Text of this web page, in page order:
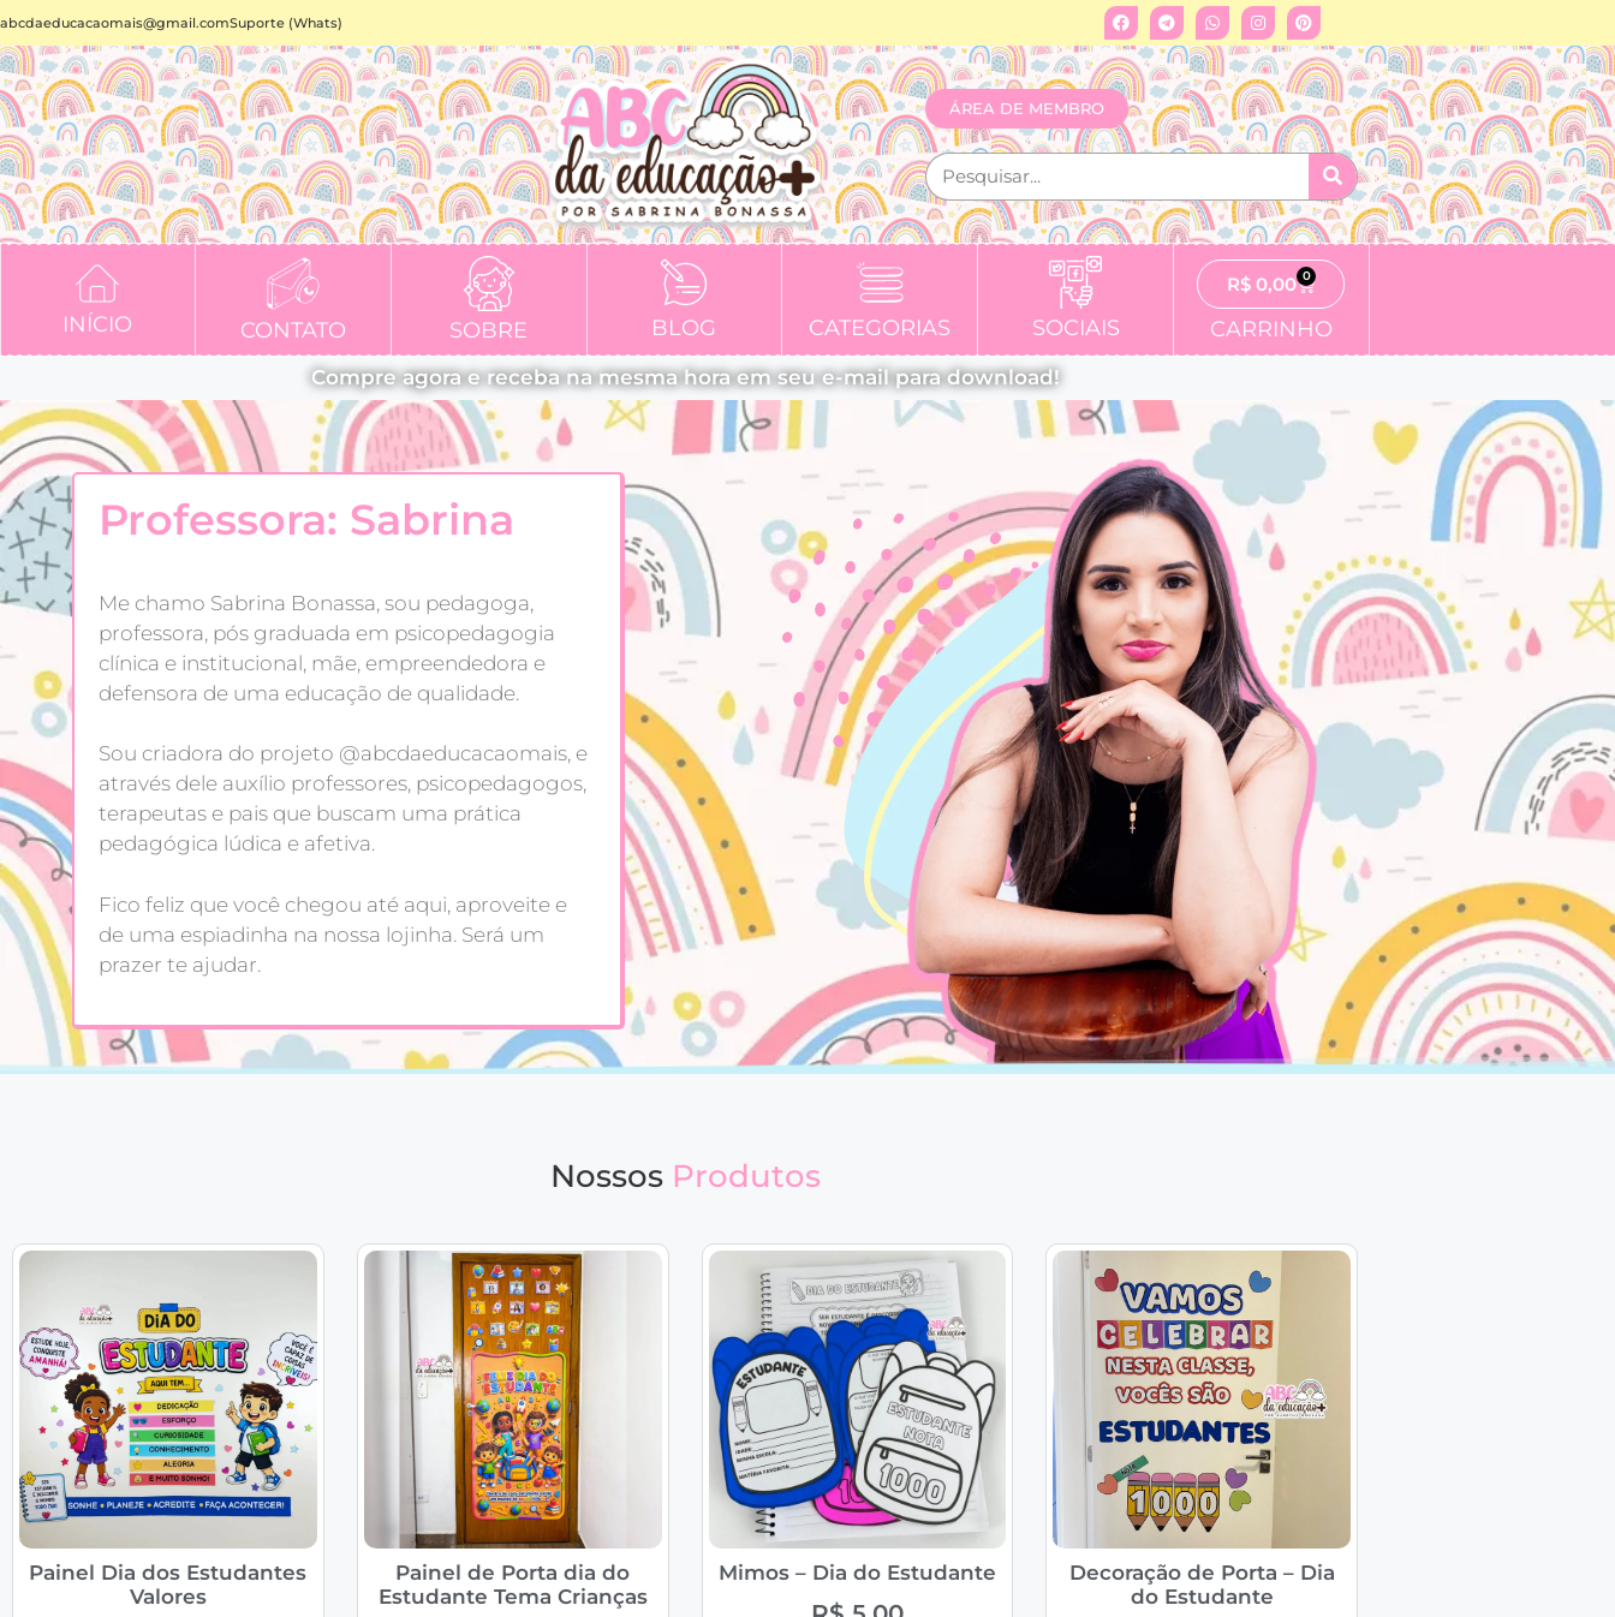
abcdaeducacaomais@gmail.comSuporte (Whats)
ÁREA DE MEMBRO
INÍCIO CONTATO SOBRE BLOG CATEGORIAS SOCIAIS
R$ 0,00 0
CARRINHO
Compre agora e receba na mesma hora em seu e-mail para download!
Professora: Sabrina
Me chamo Sabrina Bonassa, sou pedagoga,
professora, pós graduada em psicopedagogia
clínica e institucional, mãe, empreendedora e
defensora de uma educação de qualidade.
Sou criadora do projeto @abcdaeducacaomais, e
através dele auxílio professores, psicopedagogos,
terapeutas e pais que buscam uma prática
pedagógica lúdica e afetiva.
Fico feliz que você chegou até aqui, aproveite e
de uma espiadinha na nossa lojinha. Será um
prazer te ajudar.
Nossos Produtos
Painel Dia dos Estudantes
Valores
Painel de Porta dia do
Estudante Tema Crianças
Mimos – Dia do Estudante
Decoração de Porta – Dia
do Estudante